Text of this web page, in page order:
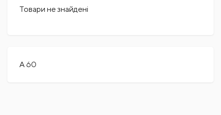
Товари не знайдені
А 60